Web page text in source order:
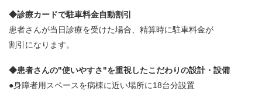
◆診療カードで駐車料金自動割引
患者さんが当日診療を受けた場合、精算時に駐車料金が
割引になります。
◆患者さんの"使いやすさ"を重視したこだわりの設計・設備
●身障者用スペースを病棟に近い場所に18台分設置